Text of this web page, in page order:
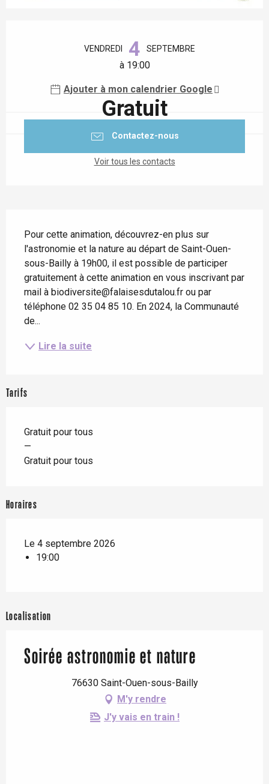
VENDREDI 4 SEPTEMBRE
à 19:00
Ajouter à mon calendrier Google
Gratuit
Contactez-nous
Voir tous les contacts
Pour cette animation, découvrez-en plus sur
l'astronomie et la nature au départ de Saint-Ouen-
sous-Bailly à 19h00, il est possible de participer
gratuitement à cette animation en vous inscrivant par
mail à biodiversite@falaisesdutalou.fr ou par
téléphone 02 35 04 85 10. En 2024, la Communauté
de...
Lire la suite
Tarifs
Gratuit pour tous
—
Gratuit pour tous
Horaires
Le 4 septembre 2026
19:00
Localisation
Soirée astronomie et nature
76630 Saint-Ouen-sous-Bailly
M'y rendre
J'y vais en train !